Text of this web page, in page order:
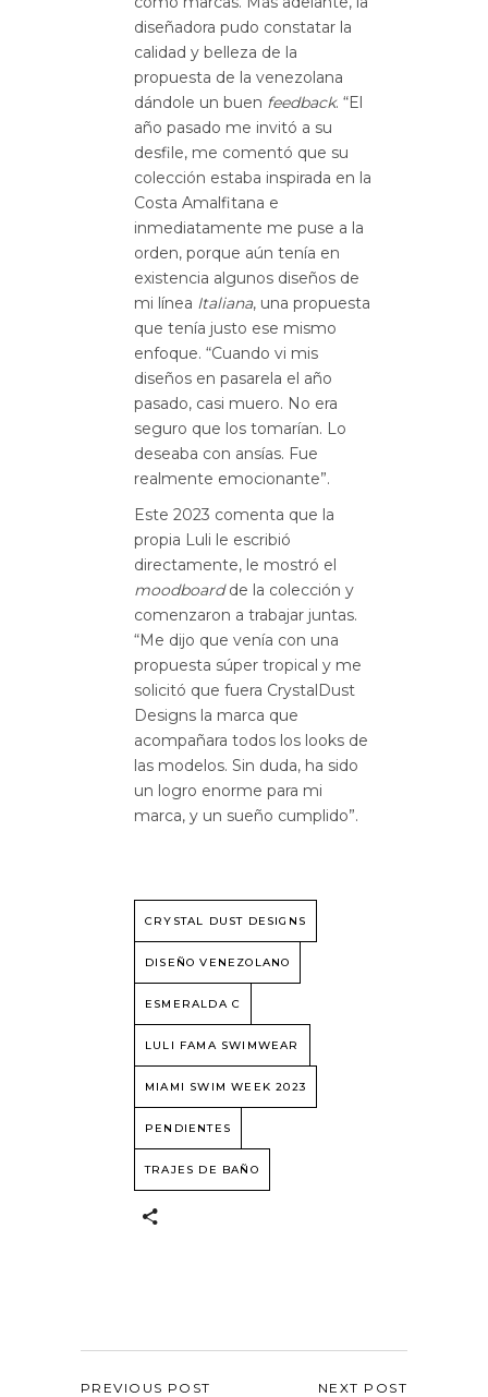
diseñadora pudo constatar la
calidad y belleza de la
propuesta de la venezolana
dándole un buen feedback. “El
año pasado me invitó a su
desfile, me comentó que su
colección estaba inspirada en la
Costa Amalfitana e
inmediatamente me puse a la
orden, porque aún tenía en
existencia algunos diseños de
mi línea Italiana, una propuesta
que tenía justo ese mismo
enfoque. “Cuando vi mis
diseños en pasarela el año
pasado, casi muero. No era
seguro que los tomarían. Lo
deseaba con ansías. Fue
realmente emocionante”.
Este 2023 comenta que la
propia Luli le escribió
directamente, le mostró el
moodboardde la colección y
comenzaron a trabajar juntas.
“Me dijo que venía con una
propuesta súper tropical y me
solicitó que fuera CrystalDust
Designs la marca que
acompañara todos los looks de
las modelos. Sin duda, ha sido
un logro enorme para mi
marca, y un sueño cumplido”.
CRYSTAL DUST DESIGNS
DISEÑO VENEZOLANO
ESMERALDA C
LULI FAMA SWIMWEAR
MIAMI SWIM WEEK 2023
PENDIENTES
TRAJES DE BAÑO
PREVIOUS POST NEXT POST